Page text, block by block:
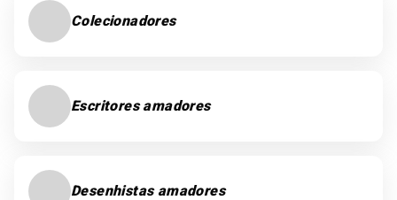
Colecionadores
Escritores amadores
Desenhistas amadores